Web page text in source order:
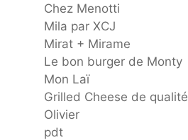
Chez Menotti
Mila par XCJ
Mirat + Mirame
Le bon burger de Monty
Mon Laï
Grilled Cheese de
Olivier
pdt